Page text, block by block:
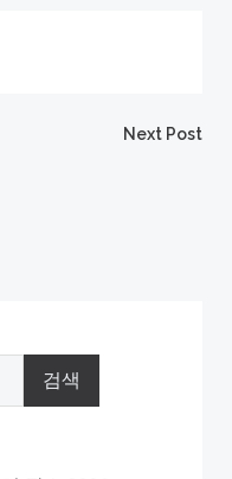
Next Post
검색